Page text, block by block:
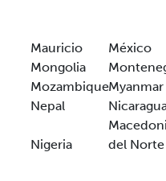
Mauricio México
Mongolia
MozambiqueMyanmar
Nepal
Nigeria
del Norte